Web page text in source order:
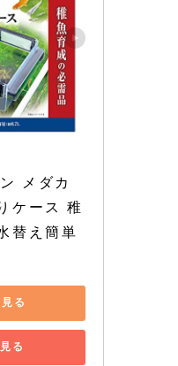
メダカ
ケース 稚
替え簡単
る
る